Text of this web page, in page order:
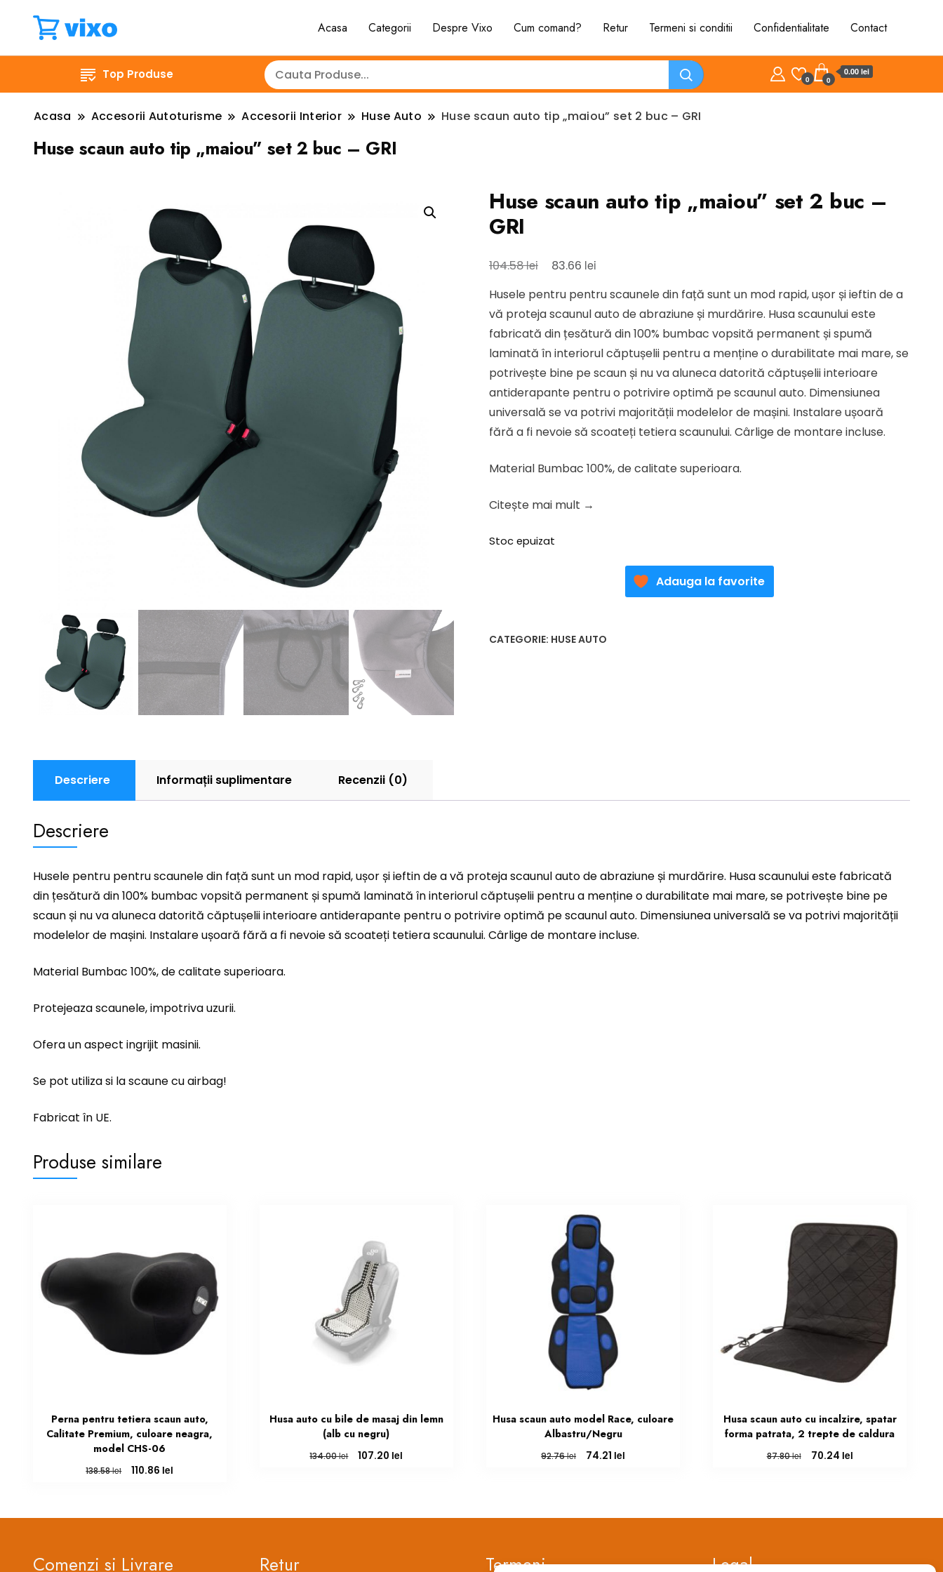
Acasa Categorii Despre Vixo Cum comand? Retur Termeni si conditii Confidentialitate Contact
Top Produse 0 0
0.00 lei
Acasa Accesorii Autoturisme Accesorii Interior Huse Auto Huse scaun auto tip „maiou” set 2 buc – GRI
Huse scaun auto tip „maiou” set 2 buc – GRI
Huse scaun auto tip „maiou” set 2 buc –
GRI
104.58lei
Prețul
a
fost:
104.58 lei.
83.66 lei
este:
83.66 lei.
Husele pentru pentru scaunele din față sunt un mod rapid, ușor și ieftin de a
vă proteja scaunul auto de abraziune și murdărire. Husa scaunului este
fabricată din țesătură din 100% bumbac vopsită permanent și spumă
laminată în interiorul căptușelii pentru a menține o durabilitate mai mare, se
potrivește bine pe scaun și nu va aluneca datorită căptușelii interioare
antiderapante pentru o potrivire optimă pe scaunul auto. Dimensiunea
universală se va potrivi majorității modelelor de mașini. Instalare ușoară
fără a fi nevoie să scoateți tetiera scaunului. Cârlige de montare incluse.
Material Bumbac 100%, de calitate superioara.
Citește mai mult →
Stoc epuizat
Adauga la favorite
CATEGORIE: HUSE AUTO
Descriere Informații suplimentare Recenzii (0)
Descriere
Husele pentru pentru scaunele din față sunt un mod rapid, ușor și ieftin de a vă proteja scaunul auto de abraziune și murdărire. Husa scaunului este fabricată
din țesătură din 100% bumbac vopsită permanent și spumă laminată în interiorul căptușelii pentru a menține o durabilitate mai mare, se potrivește bine pe
scaun și nu va aluneca datorită căptușelii interioare antiderapante pentru o potrivire optimă pe scaunul auto. Dimensiunea universală se va potrivi majorității
modelelor de mașini. Instalare ușoară fără a fi nevoie să scoateți tetiera scaunului. Cârlige de montare incluse.
Material Bumbac 100%, de calitate superioara.
Protejeaza scaunele, impotriva uzurii.
Ofera un aspect ingrijit masinii.
Se pot utiliza si la scaune cu airbag!
Fabricat în UE.
Produse similare
Perna pentru tetiera scaun auto,
Calitate Premium, culoare neagra,
model CHS-06
138.58lei
Prețul
110.86 lei
Husa auto cu bile de masaj din lemn
(alb cu negru)
134.00lei
Prețul
107.20 lei
Husa scaun auto model Race, culoare
Albastru/Negru
92.76lei
Prețul
74.21 lei
Husa scaun auto cu incalzire, spatar
forma patrata, 2 trepte de caldura
87.80lei
Prețul
70.24 leiPrețul
Comenzi si Livrare Retur Termeni Legal